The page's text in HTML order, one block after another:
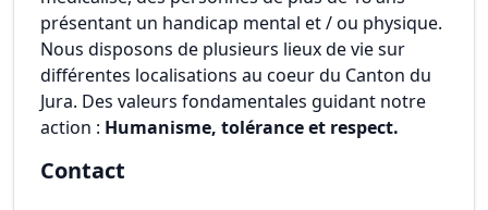
présentant un handicap mental et / ou physique.
Nous disposons de plusieurs lieux de vie sur
différentes localisations au coeur du Canton du
Jura. Des valeurs fondamentales guidant notre
action : Humanisme, tolérance et respect.
Contact